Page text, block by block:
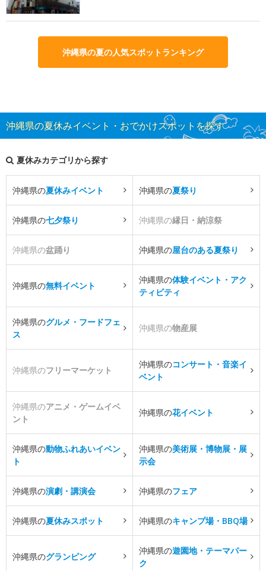
沖縄県の夏の人気スポットランキング
沖縄県の夏休みイベント・おでかけスポットを探す
夏休みカテゴリから探す
沖縄県の夏休みイベント 沖縄県の夏祭り
沖縄県の七夕祭り 沖縄県の縁日・納涼祭
沖縄県の盆踊り 沖縄県の屋台のある夏祭り
沖縄県の無料イベント
沖縄県の体験イベント・アク
ティビティ
沖縄県のグルメ・フードフェ
ス
沖縄県の物産展
沖縄県のフリーマーケット
沖縄県のコンサート・音楽イ
ベント
沖縄県のアニメ・ゲームイベ
ント
沖縄県の花イベント
沖縄県の動物ふれあいイベン
ト
沖縄県の美術展・博物展・展
示会
沖縄県の演劇・講演会 沖縄県のフェア
沖縄県の夏休みスポット 沖縄県のキャンプ場・BBQ場
沖縄県のグランピング
沖縄県の遊園地・テーマパー
ク